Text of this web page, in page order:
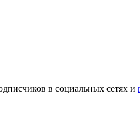
в социальных сетях и